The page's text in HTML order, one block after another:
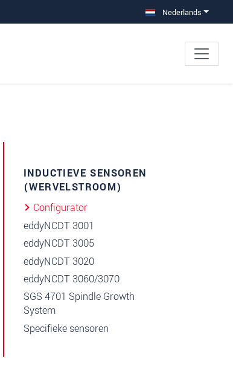
Nederlands
INDUCTIEVE SENSOREN
(WERVELSTROOM)
Configurator
eddyNCDT 3001
eddyNCDT 3005
eddyNCDT 3020
eddyNCDT 3060/3070
SGS 4701 Spindle Growth
System
Specifieke sensoren